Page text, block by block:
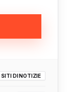
DI NOTIZIE